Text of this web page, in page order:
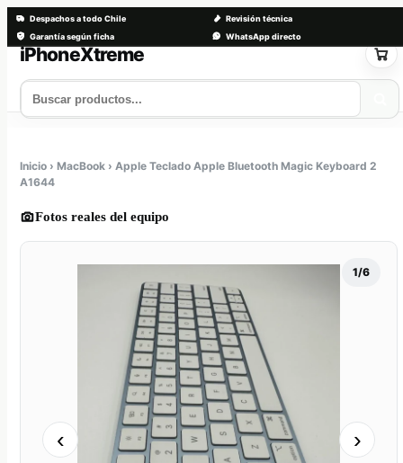
Despachos a todo Chile
Revisión técnica
Garantía según ficha
WhatsApp directo
Saltar
contenido
Inicio › MacBook › Apple Teclado Apple Bluetooth Magic Keyboard 2
A1644
Fotos reales del equipo
‹ ›
1/6